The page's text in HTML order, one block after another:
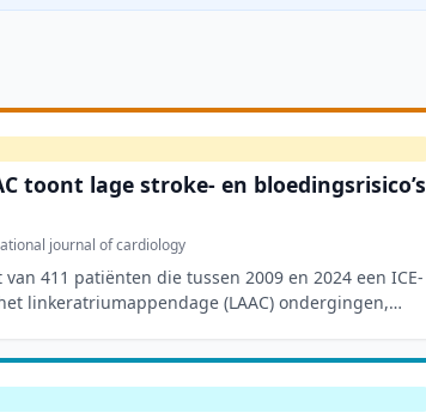
toont lage stroke- en bloedingsrisico’s
journal of cardiology
411 patiënten die tussen 2009 en 2024 een ICE-
linkeratriumappendage (LAAC) ondergingen,